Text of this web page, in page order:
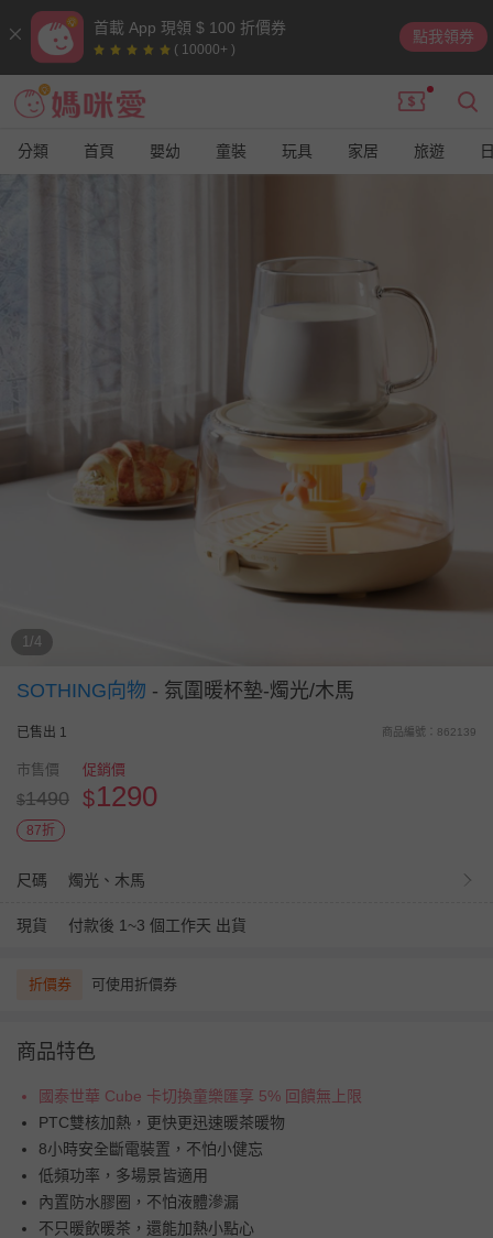
首載 App 現領 $ 100 折價券
( 10000+ )
點我領券
分類 首頁 嬰幼 童裝 玩具 家居 旅遊
1/4
SOTHING向物 - 氛圍暖杯墊-燭光/木馬
已售出 1 商品編號：862139
市售價
$1490
促銷價
$1290
87折
尺碼 燭光、木馬
現貨 付款後 1~3 個工作天 出貨
折價券 可使用折價券
商品特色
國泰世華 Cube 卡切換童樂匯享 5% 回饋無上限
PTC雙核加熱，更快更迅速暖茶暖物
8小時安全斷電裝置，不怕小健忘
低頻功率，多場景皆適用
內置防水膠圈，不怕液體滲漏
不只暖飲暖茶，還能加熱小點心